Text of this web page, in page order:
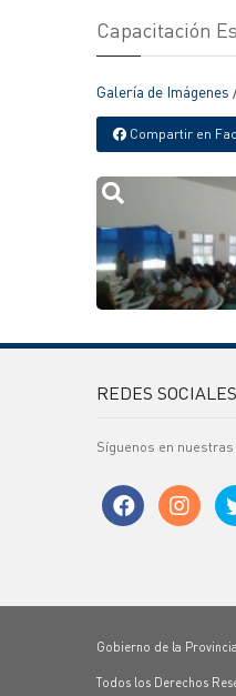
Capacitación
Galería de Imágenes
Compartir en
REDES SOCIALES
Síguenos en
Gobierno de la
Todos los Derechos